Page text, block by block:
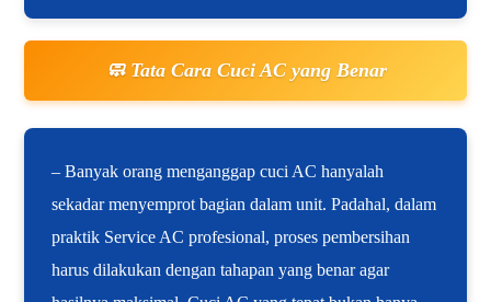
🧼 Tata Cara Cuci AC yang Benar
– Banyak orang menganggap cuci AC hanyalah
sekadar menyemprot bagian dalam unit. Padahal, dalam
praktik Service AC profesional, proses pembersihan
harus dilakukan dengan tahapan yang benar agar